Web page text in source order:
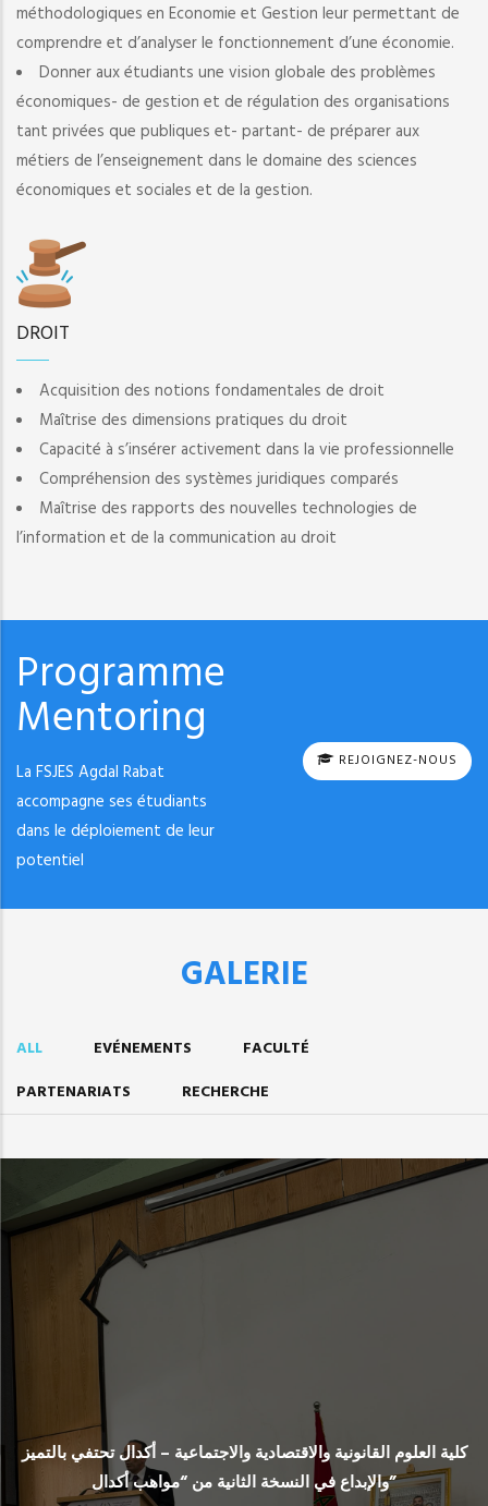
méthodologiques en Economie et Gestion leur permettant de
comprendre et d’analyser le fonctionnement d’une économie.
Donner aux étudiants une vision globale des problèmes
économiques- de gestion et de régulation des organisations
tant privées que publiques et- partant- de préparer aux
métiers de l’enseignement dans le domaine des sciences
économiques et sociales et de la gestion.
DROIT
Acquisition des notions fondamentales de droit
Maîtrise des dimensions pratiques du droit
Capacité à s’insérer activement dans la vie professionnelle
Compréhension des systèmes juridiques comparés
Maîtrise des rapports des nouvelles technologies de
l’information et de la communication au droit
Programme
Mentoring
La FSJES Agdal Rabat
accompagne ses étudiants
dans le déploiement de leur
potentiel
REJOIGNEZ-NOUS
GALERIE
ALL EVÉNEMENTS
FACULTÉ
PARTENARIATS
RECHERCHE
كلية العلوم القانونية والاقتصادية والاجتماعية – أكدال تحتفي بالتميز
والإبداع في النسخة الثانية من “مواهب أكدال”